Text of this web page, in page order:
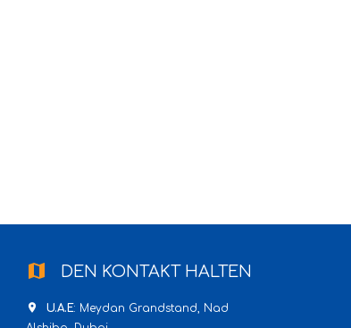
map DEN KONTAKT HALTEN
place U.A.E: Meydan Grandstand, Nad